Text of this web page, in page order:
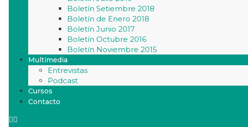
Boletín Setiembre 2018
Boletín de Enero 2018
Boletín Junio 2017
Boletín Octubre 2016
Boletín Noviembre 2015
Multimedia
Entrevistas
Podcast
Cursos
Contacto